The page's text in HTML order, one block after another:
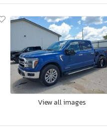
View all images